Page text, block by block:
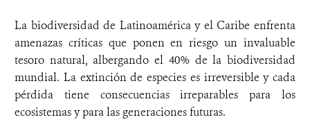
La biodiversidad de Latinoamérica y el Caribe enfrenta
amenazas críticas que ponen en riesgo un invaluable
tesoro natural, albergando el 40% de la biodiversidad
mundial. La extinción de especies es irreversible y cada
pérdida tiene consecuencias irreparables para los
ecosistemas y para las generaciones futuras.